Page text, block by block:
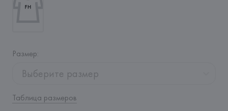
Размер:
Выберите размер
Таблица размеров